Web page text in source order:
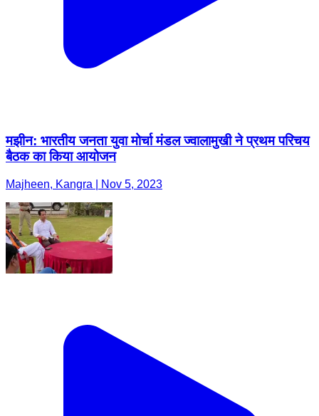
मझीन: भारतीय जनता युवा मोर्चा मंडल ज्वालामुखी ने प्रथम परिचय
बैठक का किया आयोजन
Majheen, Kangra | Nov 5, 2023